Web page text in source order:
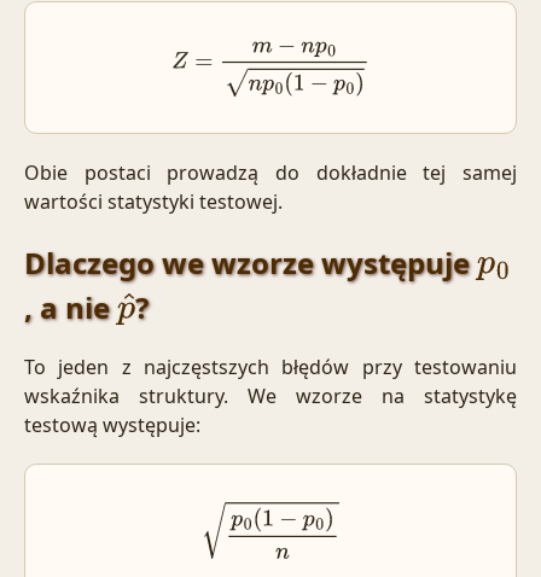
Z =m p0np0(1−p
Obie postaci prowadzą do dokładnie tej samej
wartości statystyki testowej.
Dlaczego we wzorze występujep0
, a niep^
?
To jeden z najczęstszych błędów przy testowaniu
wskaźnika struktury. We wzorze na statystykę
testową występuje:
p0(1− p0 )n